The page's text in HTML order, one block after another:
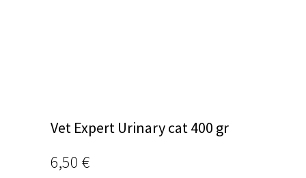
Vet Expert Urinary cat 400 gr
6,50 €